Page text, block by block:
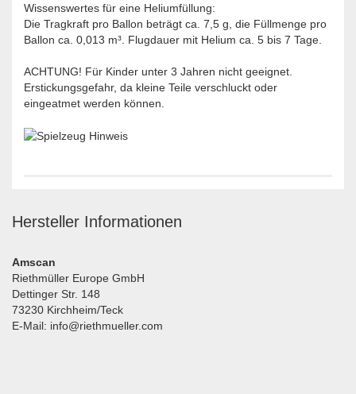
Wissenswertes für eine Heliumfüllung:
Die Tragkraft pro Ballon beträgt ca. 7,5 g, die Füllmenge pro
Ballon ca. 0,013 m³. Flugdauer mit Helium ca. 5 bis 7 Tage.
ACHTUNG! Für Kinder unter 3 Jahren nicht geeignet.
Erstickungsgefahr, da kleine Teile verschluckt oder
eingeatmet werden können.
Hersteller Informationen
Amscan
Riethmüller Europe GmbH
Dettinger Str. 148
73230 Kirchheim/Teck
E-Mail: info@riethmueller.com